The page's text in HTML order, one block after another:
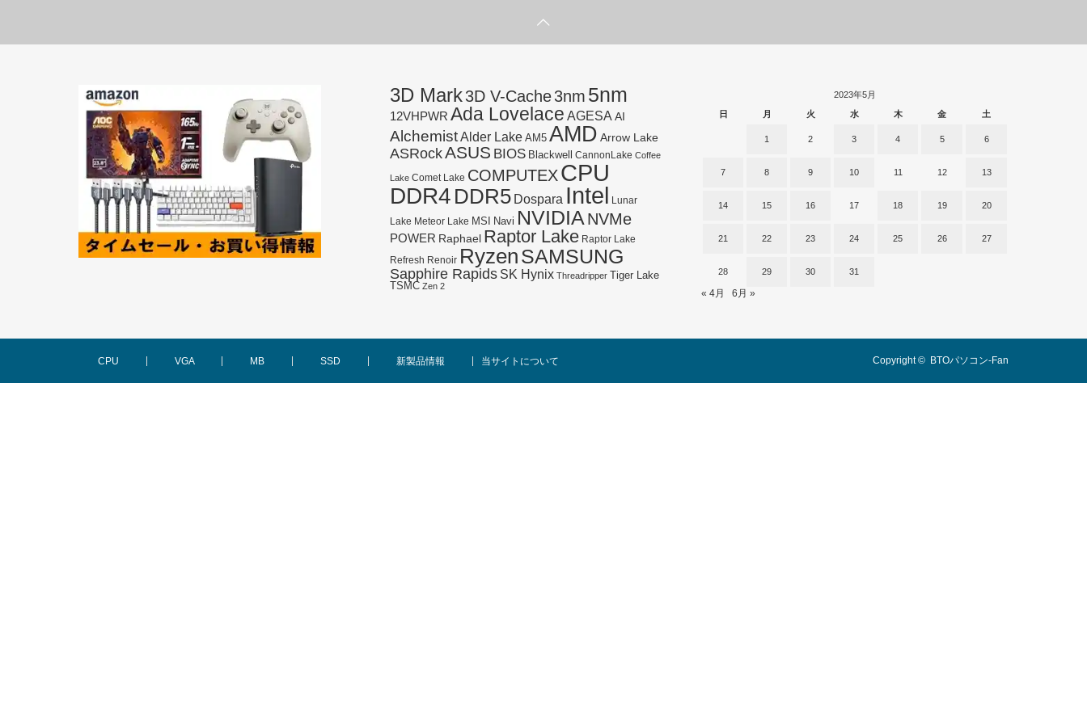
3D Mark3D V-Cache3nm 5nm
12VHPWR Ada Lovelace AGESA AI
AlchemistAlder Lake AM5 AMD Arrow Lake
ASRockASUS BIOS Blackwell CannonLake Coffee
Lake Comet Lake COMPUTEXCPU
DDR4 DDR5 Dospara Intel Lunar
Lake Meteor Lake MSI Navi NVIDIA NVMe
POWER Raphael Raptor Lake Raptor Lake
Refresh Renoir RyzenSAMSUNG
Sapphire Rapids SK Hynix Threadripper Tiger Lake
TSMC Zen 2
2023年5月
日
月 火 水 木 金 土
1 2 3 4 5 6
7 8 9 10 11 12 13
14 15 16 17 18 19 20
21 22 23 24 25 26 27
28 29 30 31
« 4月 6月 »
CPU VGA MB SSD 新製品情報 当サイトについて Copyright © BTOパソコン-Fan